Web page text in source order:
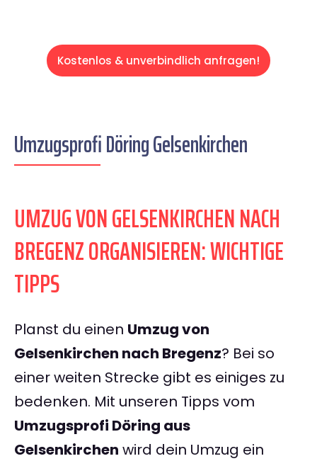
Kostenlos & unverbindlich anfragen!
Umzugsprofi Döring Gelsenkirchen
UMZUG VON GELSENKIRCHEN NACH
BREGENZ ORGANISIEREN: WICHTIGE
TIPPS
Planst du einen Umzug von
Gelsenkirchen nach Bregenz? Bei so
einer weiten Strecke gibt es einiges zu
bedenken. Mit unseren Tipps vom
Umzugsprofi Döring aus
Gelsenkirchen wird dein Umzug ein